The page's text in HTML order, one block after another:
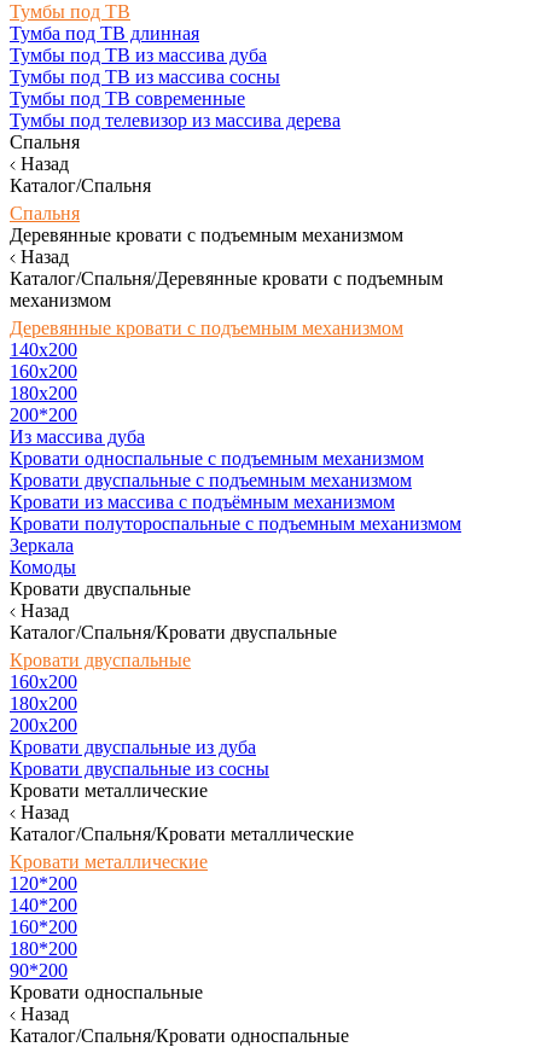
Тумбы под ТВ
Тумба под ТВ длинная
Тумбы под ТВ из массива дуба
Тумбы под ТВ из массива сосны
Тумбы под ТВ современные
Тумбы под телевизор из массива дерева
Спальня
Назад
Каталог/Спальня
Спальня
Деревянные кровати с подъемным механизмом
Назад
Каталог/Спальня/Деревянные кровати с подъемным
механизмом
Деревянные кровати с подъемным механизмом
140x200
160х200
180х200
200*200
Из массива дуба
Кровати односпальные с подъемным механизмом
Кровати двуспальные с подъемным механизмом
Кровати из массива с подъёмным механизмом
Кровати полутороспальные с подъемным механизмом
Зеркала
Комоды
Кровати двуспальные
Назад
Каталог/Спальня/Кровати двуспальные
Кровати двуспальные
160х200
180x200
200x200
Кровати двуспальные из дуба
Кровати двуспальные из сосны
Кровати металлические
Назад
Каталог/Спальня/Кровати металлические
Кровати металлические
120*200
140*200
160*200
180*200
90*200
Кровати односпальные
Назад
Каталог/Спальня/Кровати односпальные